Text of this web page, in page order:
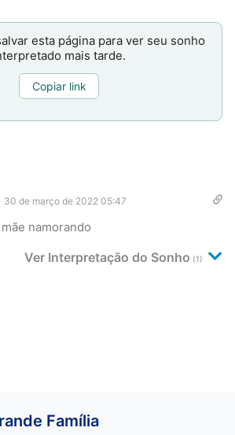
esta página para ver seu sonho
mais tarde.
Copiar link
30 de março de 2022 05:47
namorando
Ver Interpretação do Sonho (1)
Família